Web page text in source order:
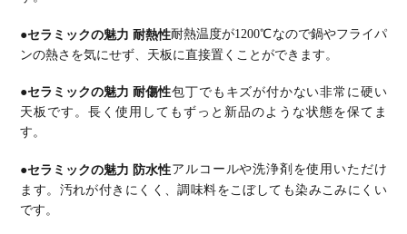
●セラミックの魅力 耐熱性耐熱温度が1200℃なので鍋やフライパ
ンの熱さを気にせず、天板に直接置くことができます。
●セラミックの魅力 耐傷性包丁でもキズが付かない非常に硬い
天板です。長く使用してもずっと新品のような状態を保てま
す。
●セラミックの魅力 防水性アルコールや洗浄剤を使用いただけ
ます。 汚れが付きにくく、調味料をこぼしても染みこみにくい
です。